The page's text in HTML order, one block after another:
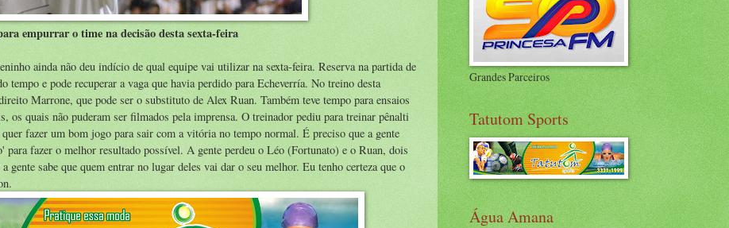
empurrar o time na decisão desta sexta-feira
ainda não deu indício de qual equipe vai utilizar na sexta-feira. Reserva na partida de
tempo e pode recuperar a vaga que havia perdido para Echeverría. No treino desta
Marrone, que pode ser o substituto de Alex Ruan. Também teve tempo para ensaios
os quais não puderam ser filmados pela imprensa. O treinador pediu para treinar pênalti
fazer um bom jogo para sair com a vitória no tempo normal. É preciso que a gente
para fazer o melhor resultado possível. A gente perdeu o Léo (Fortunato) e o Ruan, dois
gente sabe que quem entrar no lugar deles vai dar o seu melhor. Eu tenho certeza que o
Grandes Parceiros
Tatutom Sports
Água Amana